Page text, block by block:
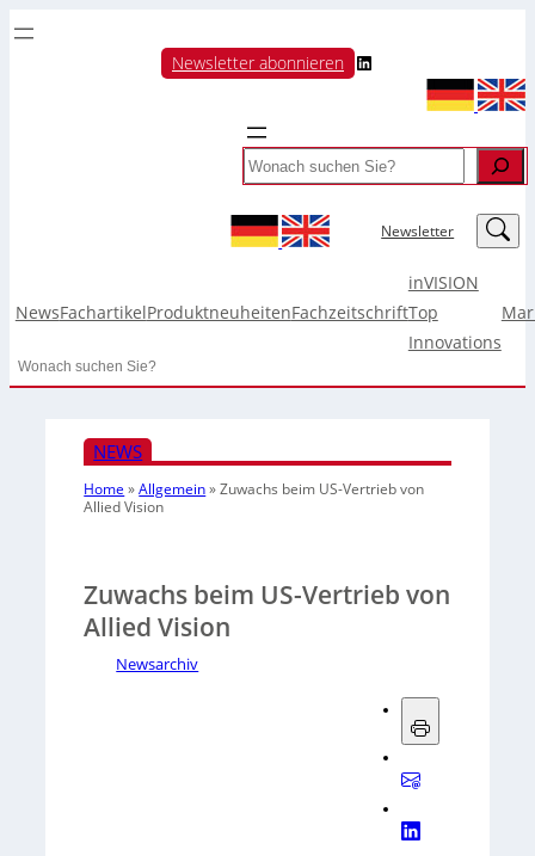
Newsletter abonnieren LinkedIn
Search
Newsletter LinkedIn
NewsFachartikelProduktneuheitenFachzeitschrift
inVISION
Top
Innovations
Search
NEWS
Home »Allgemein»Zuwachs beim US-Vertrieb von
Allied Vision
Zuwachs beim US-Vertrieb von
Allied Vision
Newsarchiv